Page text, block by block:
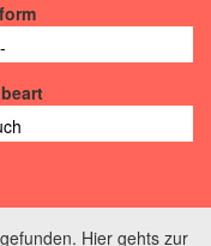
Hier gehts zur